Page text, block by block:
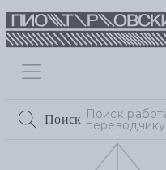
Поиск